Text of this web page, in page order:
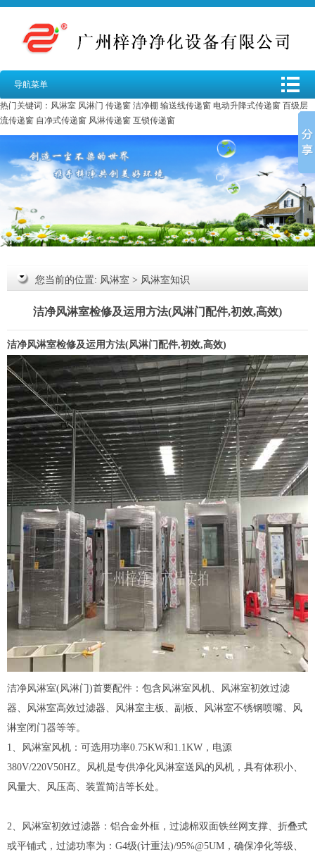
导航菜单
热门关键词： 风淋室 风淋门 传递窗 洁净棚 输送线传递窗 电动升降式传递窗 百级层
流传递窗 自净式传递窗 风淋传递窗 互锁传递窗
您当前的位置: 风淋室 > 风淋室知识
洁净风淋室检修及运用方法(风淋门配件,初效,高效)
洁净风淋室检修及运用方法(风淋门配件,初效,高效)
洁净风淋室(风淋门)首要配件：包含风淋室风机、风淋室初效过滤
器 、风淋室高效过滤器 、风淋室主板、副板、风淋室不锈钢喷嘴、风
淋室闭门器等等。
1、风淋室风机：可选用功率0.75KW和1.1KW，电源
380V/220V50HZ。风机是专供净化风淋室送风的风机，具有体积小、
风量大、风压高、装置简洁等长处。
2、风淋室初效过滤器：铝合金外框，过滤棉双面铁丝网支撑、折叠式
或平铺式，过滤功率为：G4级(计重法)/95%@5UM，确保净化等级、